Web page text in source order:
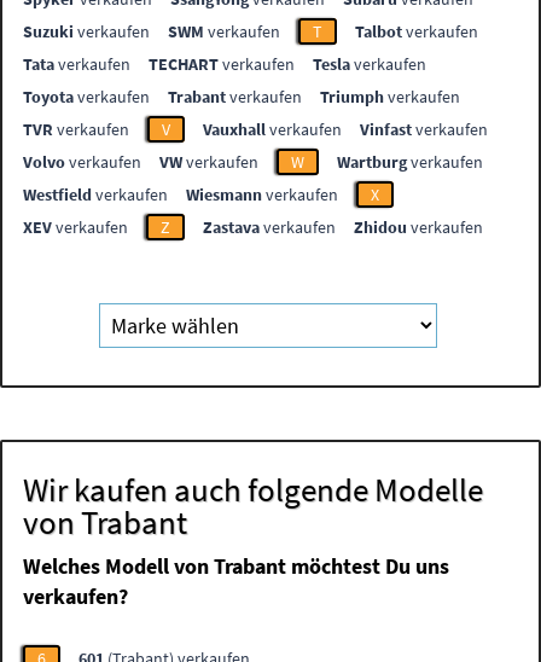
Suzuki verkaufen SWM verkaufen T Talbotverkaufen
Tataverkaufen TECHARTverkaufen Teslaverkaufen
Toyotaverkaufen Trabantverkaufen Triumphverkaufen
TVR verkaufen V Vauxhallverkaufen Vinfastverkaufen
Volvoverkaufen VWverkaufen W Wartburgverkaufen
Westfieldverkaufen Wiesmannverkaufen
X
XEVverkaufen Z Zastavaverkaufen Zhidou verkaufen
Wir kaufen auch folgende Modelle
von Trabant
Welches Modell von Trabant möchtest Du uns
verkaufen?